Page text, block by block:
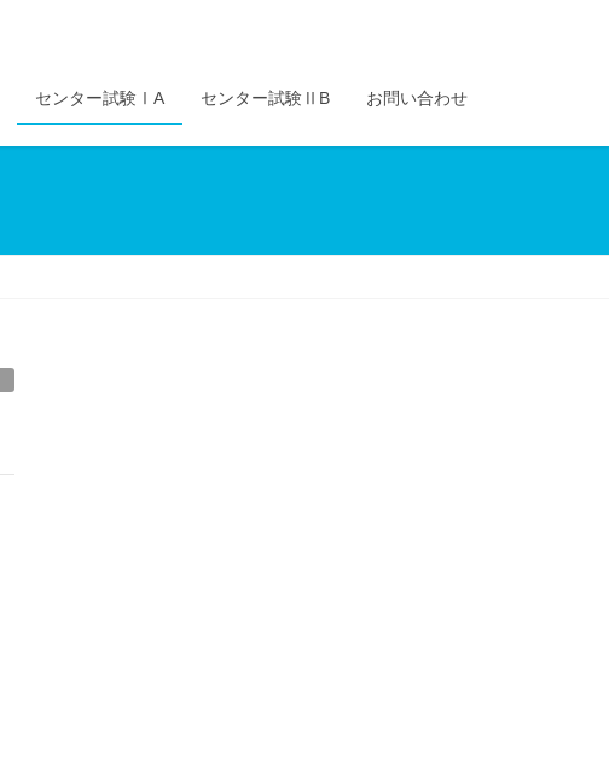
センター試験ⅠA センター試験ⅡB お問い合わせ